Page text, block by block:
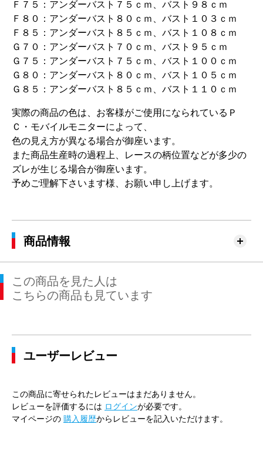
Ｆ７５：アンダーバスト７５ｃｍ、バスト９８ｃｍ
Ｆ８０：アンダーバスト８０ｃｍ、バスト１０３ｃｍ
Ｆ８５：アンダーバスト８５ｃｍ、バスト１０８ｃｍ
Ｇ７０：アンダーバスト７０ｃｍ、バスト９５ｃｍ
Ｇ７５：アンダーバスト７５ｃｍ、バスト１００ｃｍ
Ｇ８０：アンダーバスト８０ｃｍ、バスト１０５ｃｍ
Ｇ８５：アンダーバスト８５ｃｍ、バスト１１０ｃｍ
実際の商品の色は、お客様がご使用になられているＰ
Ｃ・モバイルモニターによって、
色の見え方が異なる場合が御座います。
また商品生産時の過程上、レースの柄位置などが多少の
ズレが生じる場合が御座います。
予めご理解下さいます様、お願い申し上げます。
商品情報
この商品を見た人は
こちらの商品も見ています
ユーザーレビュー
この商品に寄せられたレビューはまだありません。
レビューを評価するには ログインが必要です。
マイページの 購入履歴からレビューを記入いただけます。